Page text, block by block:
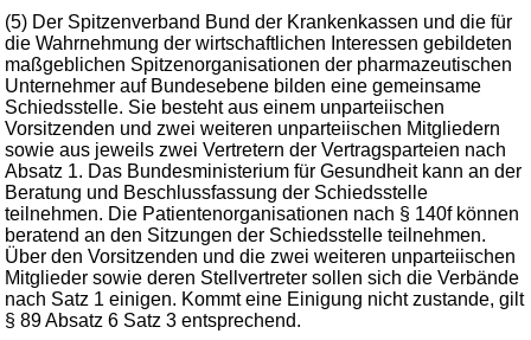
(5) Der Spitzenverband Bund der Krankenkassen und die für
die Wahrnehmung der wirtschaftlichen Interessen gebildeten
maßgeblichen Spitzenorganisationen der pharmazeutischen
Unternehmer auf Bundesebene bilden eine gemeinsame
Schiedsstelle. Sie besteht aus einem unparteiischen
Vorsitzenden und zwei weiteren unparteiischen Mitgliedern
sowie aus jeweils zwei Vertretern der Vertragsparteien nach
Absatz 1. Das Bundesministerium für Gesundheit kann an der
Beratung und Beschlussfassung der Schiedsstelle
teilnehmen. Die Patientenorganisationen nach § 140f können
beratend an den Sitzungen der Schiedsstelle teilnehmen.
Über den Vorsitzenden und die zwei weiteren unparteiischen
Mitglieder sowie deren Stellvertreter sollen sich die Verbände
nach Satz 1 einigen. Kommt eine Einigung nicht zustande, gilt
§ 89 Absatz 6 Satz 3 entsprechend.